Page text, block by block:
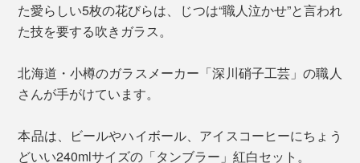
た愛らしい5枚の花びらは、じつは“職人泣かせ”と言われ
た技を要する吹きガラス。
北海道・小樽のガラスメーカー「深川硝子工芸」の職人
さんが手がけています。
本品は、ビールやハイボール、アイスコーヒーにちょう
どいい240mlサイズの「タンブラー」紅白セット。